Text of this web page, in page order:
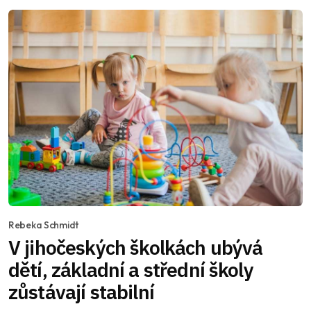
Rebeka Schmidt
V jihočeských školkách ubývá
dětí, základní a střední školy
zůstávají stabilní